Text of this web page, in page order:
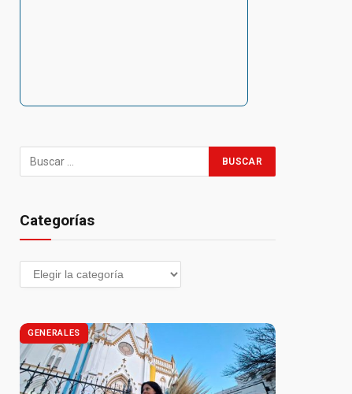
Categorías
GENERALES